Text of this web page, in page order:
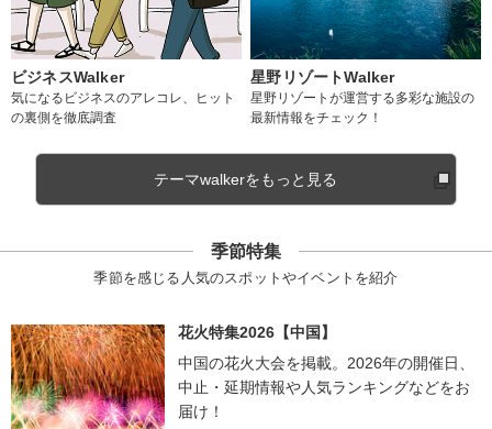
ビジネスWalker
気になるビジネスのアレコレ、ヒット
の裏側を徹底調査
星野リゾートWalker
星野リゾートが運営する多彩な施設の
最新情報をチェック！
テーマwalkerをもっと見る
季節特集
季節を感じる人気のスポットやイベントを紹介
花火特集2026【中国】
中国の花火大会を掲載。2026年の開催日、
中止・延期情報や人気ランキングなどをお
届け！